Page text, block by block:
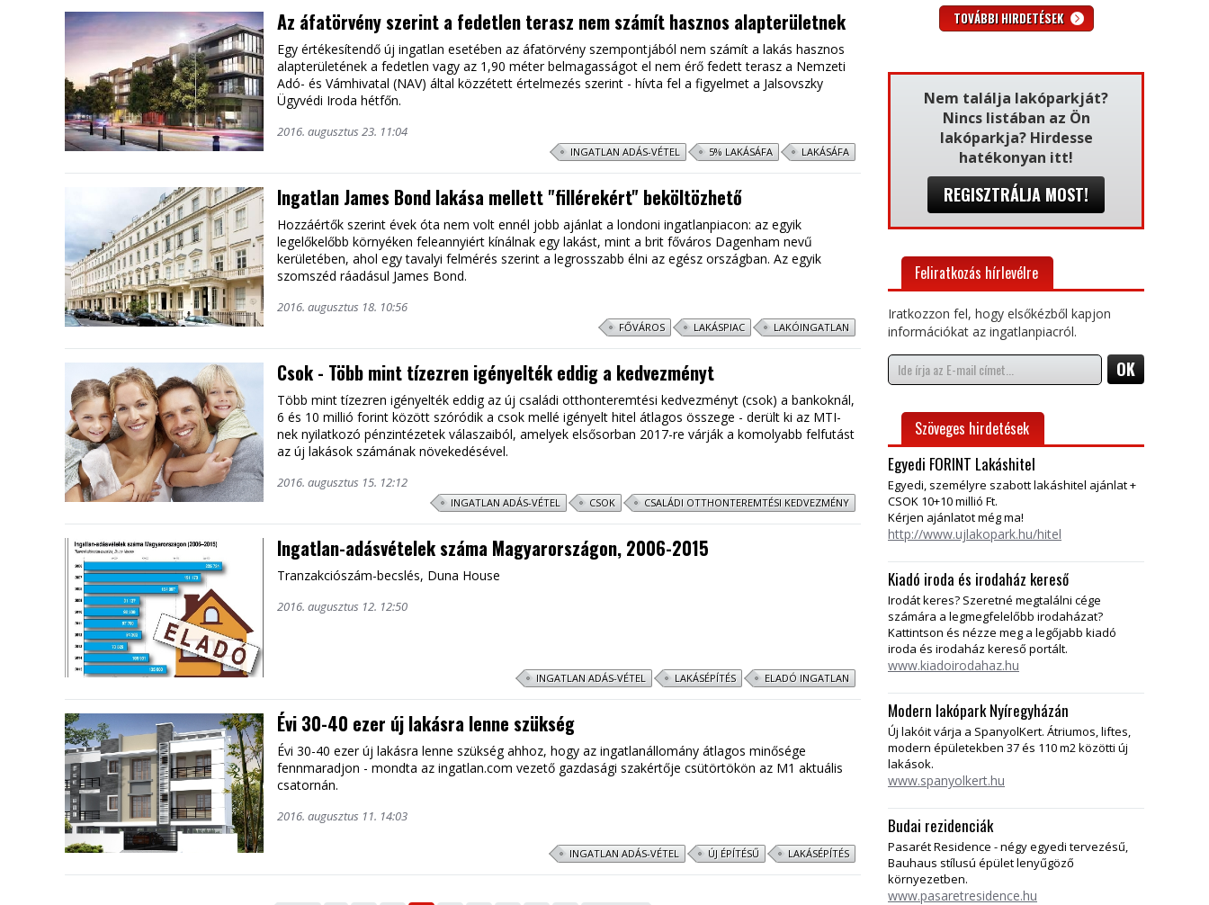
Az áfatörvény szerint a fedetlen terasz nem számít hasznos alapterületnek
Egy értékesítendő új ingatlan esetében az áfatörvény szempontjából nem számít a lakás hasznos
alapterületének a fedetlen vagy az 1,90 méter belmagasságot el nem érő fedett terasz a Nemzeti
Adó- és Vámhivatal (NAV) által közzétett értelmezés szerint - hívta fel a figyelmet a Jalsovszky
Ügyvédi Iroda hétfőn.
2016. augusztus 23. 11:04
INGATLAN ADÁS-VÉTEL 5% LAKÁSÁFA LAKÁSÁFA
Ingatlan James Bond lakása mellett "fillérekért" beköltözhető
Hozzáértők szerint évek óta nem volt ennél jobb ajánlat a londoni ingatlanpiacon: az egyik
legelőkelőbb környéken feleannyiért kínálnak egy lakást, mint a brit főváros Dagenham nevű
kerületében, ahol egy tavalyi felmérés szerint a legrosszabb élni az egész országban. Az egyik
szomszéd ráadásul James Bond.
2016. augusztus 18. 10:56
FŐVÁROS LAKÁSPIAC LAKÓINGATLAN
Csok - Több mint tízezren igényelték eddig a kedvezményt
Több mint tízezren igényelték eddig az új családi otthonteremtési kedvezményt (csok) a bankoknál,
6 és 10 millió forint között szóródik a csok mellé igényelt hitel átlagos összege - derült ki az MTI-
nek nyilatkozó pénzintézetek válaszaiból, amelyek elsősorban 2017-re várják a komolyabb felfutást
az új lakások számának növekedésével.
2016. augusztus 15. 12:12
INGATLAN ADÁS-VÉTEL CSOK CSALÁDI OTTHONTEREMTÉSI KEDVEZMÉNY
Ingatlan-adásvételek száma Magyarországon, 2006-2015
Tranzakciószám-becslés, Duna House
2016. augusztus 12. 12:50
INGATLAN ADÁS-VÉTEL LAKÁSÉPÍTÉS ELADÓ INGATLAN
Évi 30-40 ezer új lakásra lenne szükség
Évi 30-40 ezer új lakásra lenne szükség ahhoz, hogy az ingatlanállomány átlagos minősége
fennmaradjon - mondta az ingatlan.com vezető gazdasági szakértője csütörtökön az M1 aktuális
csatornán.
2016. augusztus 11. 14:03
INGATLAN ADÁS-VÉTEL ÚJ ÉPÍTÉSŰ LAKÁSÉPÍTÉS
TOVÁBBI HIRDETÉSEK
Nem találja lakóparkját?
Nincs listában az Ön
lakóparkja? Hirdesse
hatékonyan itt!
REGISZTRÁLJA MOST!
Feliratkozás hírlevélre
Iratkozzon fel, hogy elsőkézből kapjon
információkat az ingatlanpiacról.
Szöveges hirdetések
Egyedi FORINT Lakáshitel
Egyedi, személyre szabott lakáshitel ajánlat +
CSOK 10+10 millió Ft.
Kérjen ajánlatot még ma!
http://www.ujlakopark.hu/hitel
Kiadó iroda és irodaház kereső
Irodát keres? Szeretné megtalálni cége
számára a legmegfelelőbb irodaházat?
Kattintson és nézze meg a legőjabb kiadó
iroda és irodaház kereső portált.
www.kiadoirodahaz.hu
Modern lakópark Nyíregyházán
Új lakóit várja a SpanyolKert. Átriumos, liftes,
modern épületekben 37 és 110 m2 közötti új
lakások.
www.spanyolkert.hu
Budai rezidenciák
Pasarét Residence - négy egyedi tervezésű,
Bauhaus stílusú épület lenyűgöző
környezetben.
www.pasaretresidence.hu